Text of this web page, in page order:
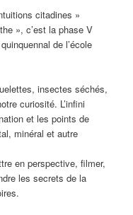
citadines »
», c’est la phase V
de l’école
insectes séchés,
curiosité. L’infini
et les points de
minéral et autre
en perspective, filmer,
les secrets de la